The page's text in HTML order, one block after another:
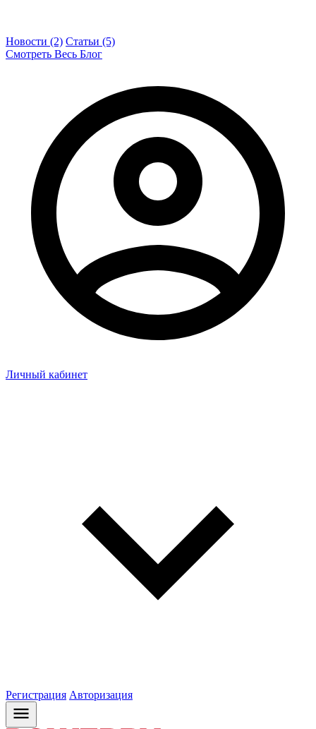
Новости (2) Статьи (5)
Смотреть Весь Блог
Личный кабинет
Регистрация Авторизация